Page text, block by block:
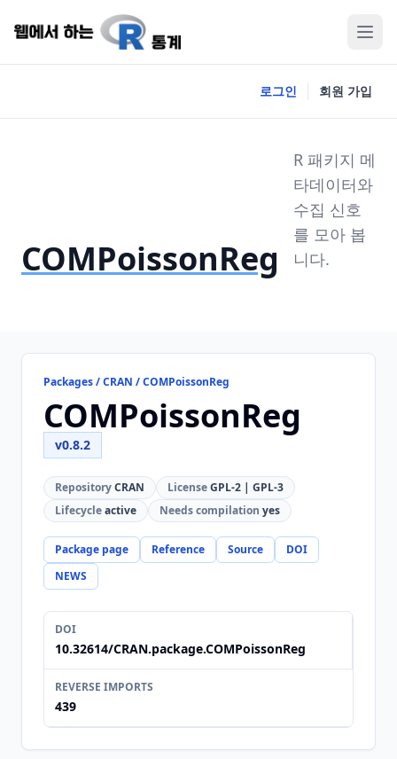
로그인 회원 가입
COMPoissonReg
R 패키지 메
타데이터와
수집 신호
를 모아 봅
니다.
Packages / CRAN / COMPoissonReg
COMPoissonReg
v0.8.2
RepositoryCRAN LicenseGPL-2 | GPL-3
Lifecycleactive Needs compilation yes
Package page Reference Source
DOI
NEWS
DOI
10.32614/CRAN.package.COMPoissonReg
REVERSE IMPORTS
439